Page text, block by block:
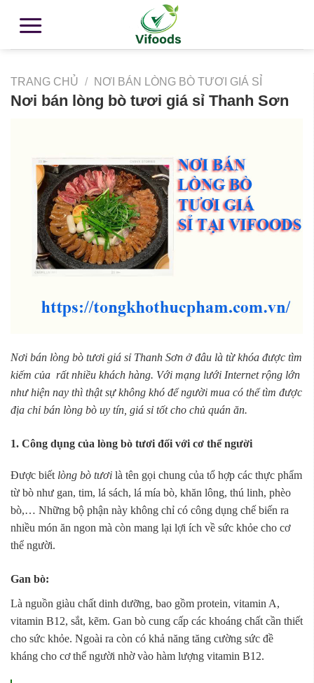
TRANG CHỦ / NƠI BÁN LÒNG BÒ TƯƠI GIÁ SỈ
Nơi bán lòng bò tươi giá sỉ Thanh Sơn
Nơi bán lòng bò tươi giá sỉ Thanh Sơn ở đâu là từ khóa được tìm
kiếm của rất nhiều khách hàng. Với mạng lưới Internet rộng lớn
như hiện nay thì thật sự không khó để người mua có thể tìm được
địa chỉ bán lòng bò uy tín, giá sỉ tốt cho chủ quán ăn.
1. Công dụng của lòng bò tươi đối với cơ thể người
Được biết lòng bò tươi là tên gọi chung của tổ hợp các thực phẩm
từ bò như gan, tim, lá sách, lá mía bò, khăn lông, thú linh, phèo
bò,… Những bộ phận này không chỉ có công dụng chế biến ra
nhiều món ăn ngon mà còn mang lại lợi ích về sức khỏe cho cơ
thể người.
Gan bò:
Là nguồn giàu chất dinh dưỡng, bao gồm protein, vitamin A,
vitamin B12, sắt, kẽm. Gan bò cung cấp các khoáng chất cần thiết
cho sức khỏe. Ngoài ra còn có khả năng tăng cường sức đề
kháng cho cơ thể người nhờ vào hàm lượng vitamin B12.